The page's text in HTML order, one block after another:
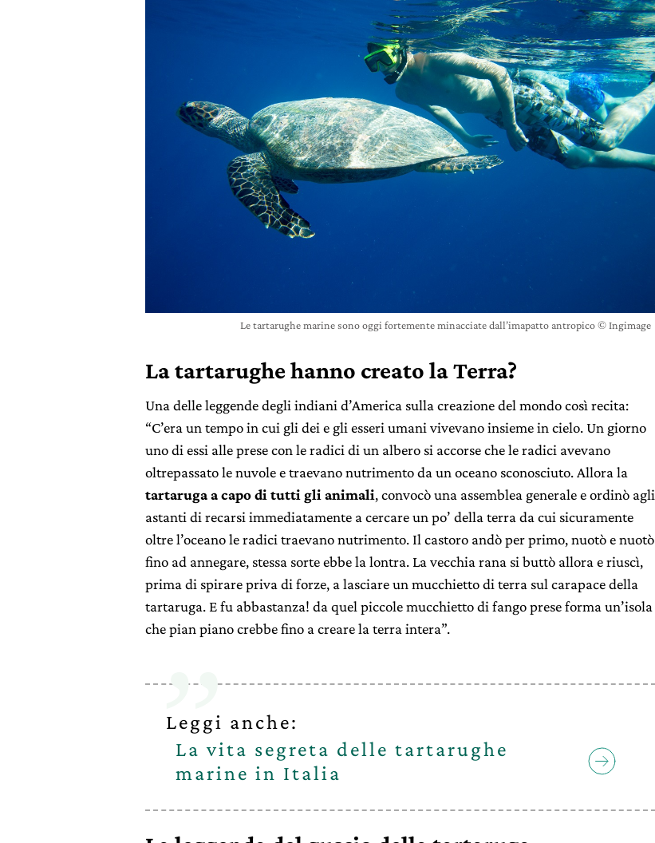
Le tartarughe marine sono oggi fortemente minacciate dall’imapatto antropico © Ingimage
La tartarughe hanno creato la Terra?
Una delle leggende degli indiani d’America sulla creazione del mondo così recita:
“C’era un tempo in cui gli dei e gli esseri umani vivevano insieme in cielo. Un giorno
uno di essi alle prese con le radici di un albero si accorse che le radici avevano
oltrepassato le nuvole e traevano nutrimento da un oceano sconosciuto. Allora la
tartaruga a capo di tutti gli animali, convocò una assemblea generale e ordinò agli
astanti di recarsi immediatamente a cercare un po’ della terra da cui sicuramente
oltre l’oceano le radici traevano nutrimento. Il castoro andò per primo, nuotò e nuotò
fino ad annegare, stessa sorte ebbe la lontra. La vecchia rana si buttò allora e riuscì,
prima di spirare priva di forze, a lasciare un mucchietto di terra sul carapace della
tartaruga. E fu abbastanza! da quel piccole mucchietto di fango prese forma un’isola
che pian piano crebbe fino a creare la terra intera”.
Leggi anche:
La vita segreta delle tartarughe
marine in Italia